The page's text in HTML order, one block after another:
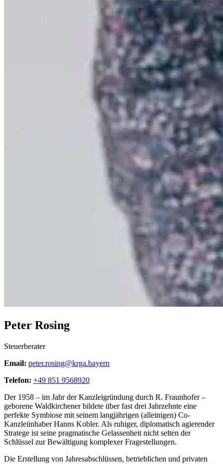
Peter Rosing
Steuerberater
Email: peter.rosing@krga.bayern
Telefon: +49 851 9568920
Der 1958 – im Jahr der Kanzleigründung durch R. Fraunhofer –
geborene Waldkirchener bildete über fast drei Jahrzehnte eine
perfekte Symbiose mit seinem langjährigen (alleinigen) Co-
Kanzleiinhaber Hanns Kobler. Als ruhiger, diplomatisch agierender
Stratege ist seine pragmatische Gelassenheit nicht selten der
Schlüssel zur Bewältigung komplexer Fragestellungen.
Die Erstellung von Jahresabschlüssen, betrieblichen und privaten